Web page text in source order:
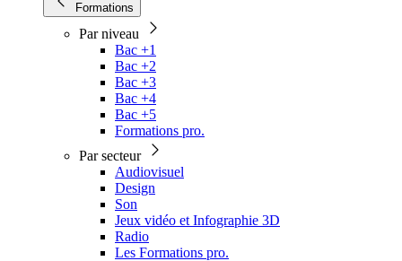
Formations
Par niveau
Bac +1
Bac +2
Bac +3
Bac +4
Bac +5
Formations pro.
Par secteur
Audiovisuel
Design
Son
Jeux vidéo et Infographie 3D
Radio
Les Formations pro.